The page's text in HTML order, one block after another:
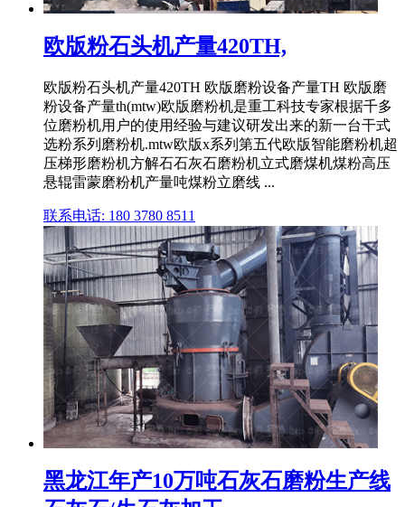
欧版粉石头机产量420TH,
欧版粉石头机产量420TH 欧版磨粉设备产量TH 欧版磨
粉设备产量th(mtw)欧版磨粉机是重工科技专家根据千多
位磨粉机用户的使用经验与建议研发出来的新一台干式
选粉系列磨粉机.mtw欧版x系列第五代欧版智能磨粉机超
压梯形磨粉机方解石石灰石磨粉机立式磨煤机煤粉高压
悬辊雷蒙磨粉机产量吨煤粉立磨线 ...
联系电话: 180 3780 8511
黑龙江年产10万吨石灰石磨粉生产线